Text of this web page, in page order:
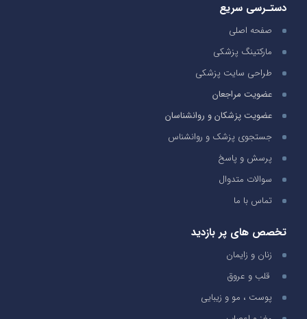
دستـرسی سریع
صفحه اصلی
مارکتینگ پزشکی
طراحی سایت پزشکی
عضویت مراجعان
عضویت پزشکان و روانشناسان
جستجوی پزشک و روانشناس
پرسش و پاسخ
سوالات متدوال
تماس با ما
تخصص های پر بازدید
زنان و زایمان
قلب و عروق
پوست ، مو و زیبایی